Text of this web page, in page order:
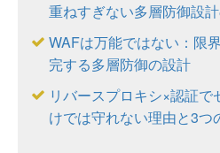
重ねすぎない多層防御設
WAFは万能ではない：限
完する多層防御の設計
リバースプロキシ×認証
けでは守れない理由と3つ